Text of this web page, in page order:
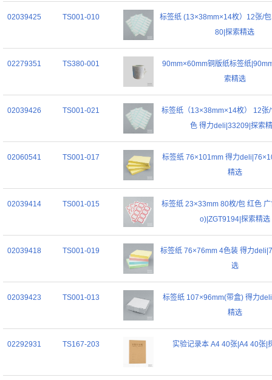
02039425 TS001-010
标签纸 (13×38mm×14枚）12张/
80|探索精选
02279351 TS380-001
90mm×60mm铜版纸标签纸
索精选
02039426 TS001-021
标签纸（13×38mm×14枚） 12张
色 得力deli|33209|探索
02060541 TS001-017
标签纸 76×101mm 得力
精选
02039414 TS001-015
标签纸 23×33mm 80枚/包 红色
o)|ZGT9194|探索精选
02039418 TS001-019
标签纸 76×76mm 4色装 得力
选
02039423 TS001-013
标签纸 107×96mm(带盒) 得力
精选
02292931 TS167-203 实验记录本 A4 40张|A4 40张|